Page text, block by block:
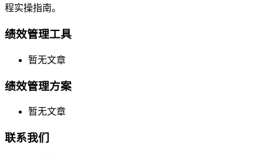
程实操指南。
绩效管理工具
暂无文章
绩效管理方案
暂无文章
联系我们